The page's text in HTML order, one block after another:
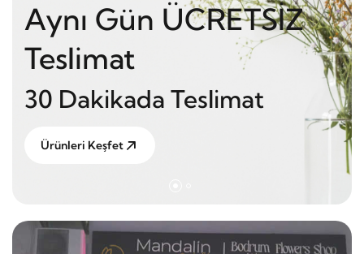
Aynı Gün ÜCRETSİZ
Teslimat
30 Dakikada Teslimat
Ürünleri Keşfet